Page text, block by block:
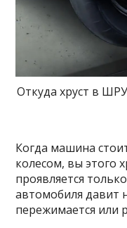
Откуда хруст в
Когда машина
колесом, вы этого
проявляется
автомобиля давит
пережимается или